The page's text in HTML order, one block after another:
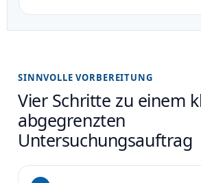
SINNVOLLE VORBEREITUNG
Vier Schritte zu einem
abgegrenzten
Untersuchungsauftrag